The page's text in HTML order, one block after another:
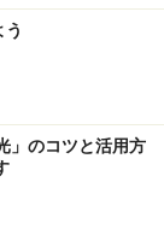
ます。このと
も起こしがち
が動きぶれて
タースが開い
写体ぶれと呼
」のコツと活用方